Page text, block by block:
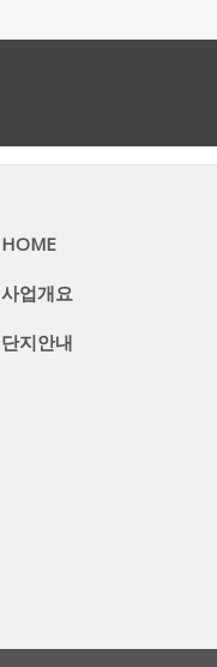
HOME
사업개요
단지안내